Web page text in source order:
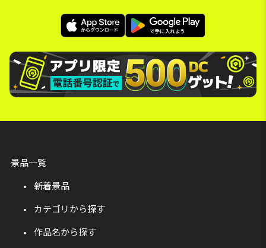
景品一覧
新着景品
カテゴリから探す
作品名から探す